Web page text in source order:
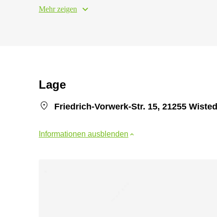
Mehr zeigen
Lage
Friedrich-Vorwerk-Str. 15, 21255
Informationen ausblenden